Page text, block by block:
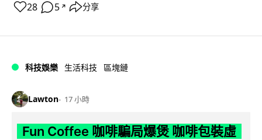
28 5 ↗ 分享
科技娛樂 生活科技 區塊鏈
Lawton 17 小時
Fun Coffee 咖啡騙局爆煲 咖啡包裝虛